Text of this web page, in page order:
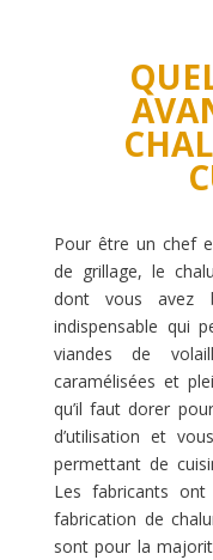
Pour être un chef
de grillage, le
dont vous avez
indispensable qui
viandes de
caramélisées et
qu’il faut dorer
d’utilisation et
permettant de
Les fabricants
fabrication de
sont pour la